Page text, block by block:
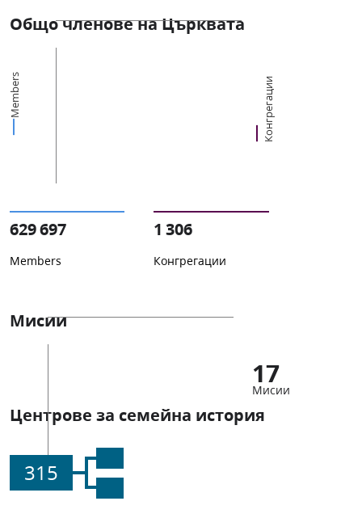
Общо членове на Църквата
Members Конгрегации
629 697
Members
1 306
Конгрегации
Мисии
17
Мисии
Центрове за семейна история
315